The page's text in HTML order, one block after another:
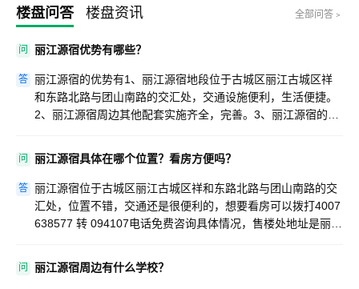
楼盘问答 楼盘资讯 全部问答﹥
问 丽江源宿优势有哪些？
答 丽江源宿的优势有1、丽江源宿地段位于古城区丽江古城区祥
和东路北路与团山南路的交汇处，交通设施便利，生活便捷。
2、丽江源宿周边其他配套实施齐全，完善。3、丽江源宿的户
全等。
问 丽江源宿具体在哪个位置？看房方便吗？
答 丽江源宿位于古城区丽江古城区祥和东路北路与团山南路的交
汇处，位置不错，交通还是很便利的，想要看房可以拨打4007
638577 转 094107电话免费咨询具体情况，售楼处地址是丽江
问 丽江源宿周边有什么学校？